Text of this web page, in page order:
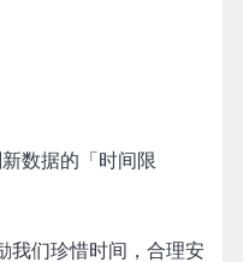
数据的「时间限
我们珍惜时间，合理安